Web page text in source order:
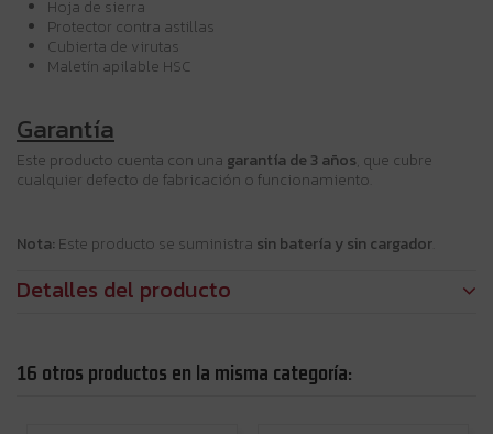
Hoja de sierra
Protector contra astillas
Cubierta de virutas
Maletín apilable HSC
Garantía
Este producto cuenta con una garantía de 3 años, que cubre
cualquier defecto de fabricación o funcionamiento.
Nota: Este producto se suministra sin batería y sin cargador
Detalles del producto
16 otros productos en la misma categoría: